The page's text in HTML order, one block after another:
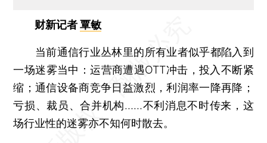
财新记者覃敏
当前通信行业丛林里的所有业者似乎都陷入到
一场迷雾当中：运营商遭遇OTT冲击，投入不断紧
缩；通信设备商竞争日益激烈，利润率一降再降；
亏损、裁员、合并机构……不利消息不时传来，这
场行业性的迷雾亦不知何时散去。